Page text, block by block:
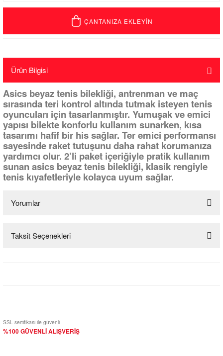
ÇANTANIZA EKLEYİN
Ürün Bilgisi
Asics beyaz tenis bilekliği, antrenman ve maç
sırasında teri kontrol altında tutmak isteyen tenis
oyuncuları için tasarlanmıştır. Yumuşak ve emici
yapısı bilekte konforlu kullanım sunarken, kısa
tasarımı hafif bir his sağlar. Ter emici performansı
sayesinde raket tutuşunu daha rahat korumanıza
yardımcı olur. 2’li paket içeriğiyle pratik kullanım
sunan asics beyaz tenis bilekliği, klasik rengiyle
tenis kıyafetleriyle kolayca uyum sağlar.
Yorumlar
Bu ürüne ilk yorumu siz yapın!
Taksit Seçenekleri
SSL sertifikası ile güvenli
%100 GÜVENLİ ALIŞVERİŞ